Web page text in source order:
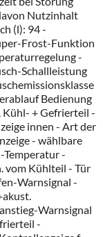
Nutzinhalt
(l): 94 -
Frost-Funktion
-
Schallleistung
Bedienung
Kühl- + Gefrierteil -
innen - Art der
- wählbare
-
vom Kühlteil - Tür
Warnsignal -
Warnsignal
-